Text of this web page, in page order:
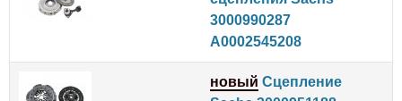
3000990287
A0002545208
новый Сцепление